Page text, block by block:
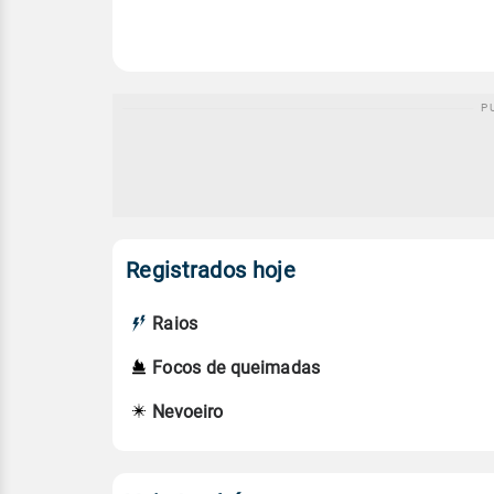
Registrados hoje
Raios
Focos de queimadas
Nevoeiro